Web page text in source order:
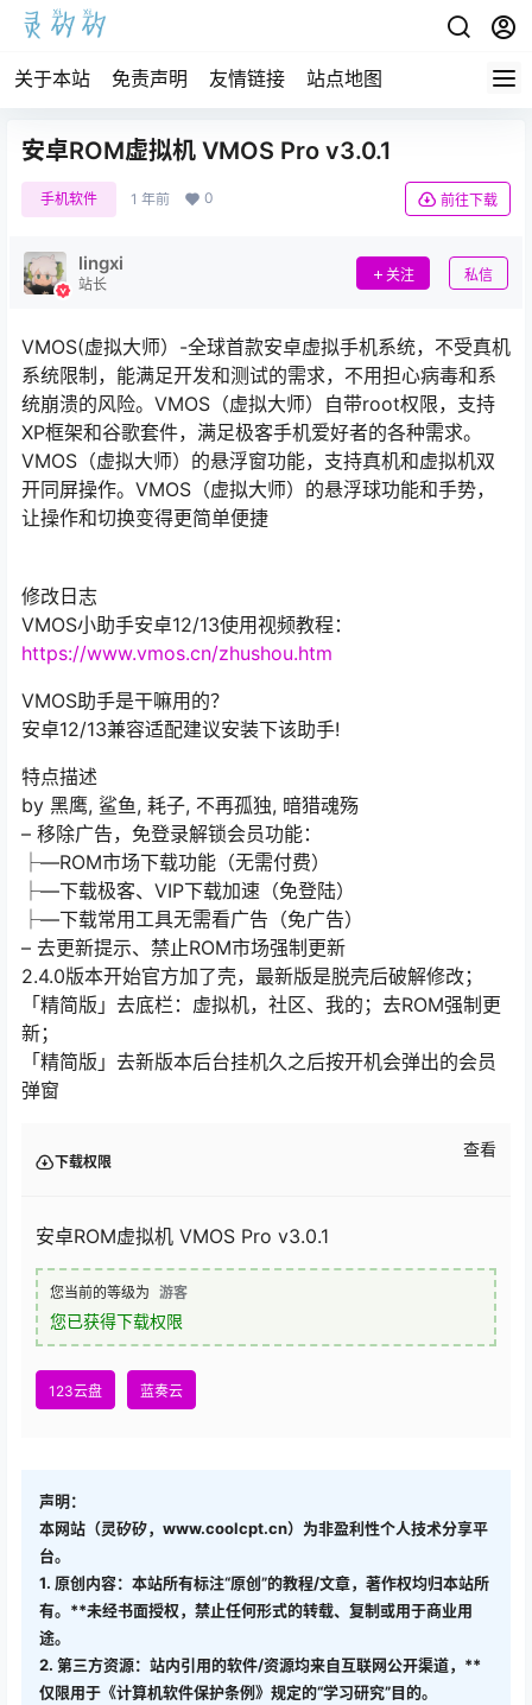
关于本站 免责声明 友情链接 站点地图
安卓ROM虚拟机 VMOS Pro v3.0.1
手机软件 1 年前 0 前往下载
lingxi
站长
关注 私信
VMOS(虚拟大师）-全球首款安卓虚拟手机系统，不受真机
系统限制，能满足开发和测试的需求，不用担心病毒和系
统崩溃的风险。VMOS（虚拟大师）自带root权限，支持
XP框架和谷歌套件，满足极客手机爱好者的各种需求。
VMOS（虚拟大师）的悬浮窗功能，支持真机和虚拟机双
开同屏操作。VMOS（虚拟大师）的悬浮球功能和手势，
让操作和切换变得更简单便捷
修改日志
VMOS小助手安卓12/13使用视频教程：
https://www.vmos.cn/zhushou.htm
VMOS助手是干嘛用的？
安卓12/13兼容适配建议安装下该助手!
特点描述
by 黑鹰, 鲨鱼, 耗子, 不再孤独, 暗猎魂殇
– 移除广告，免登录解锁会员功能：
├—ROM市场下载功能（无需付费）
├—下载极客、VIP下载加速（免登陆）
├—下载常用工具无需看广告（免广告）
– 去更新提示、禁止ROM市场强制更新
2.4.0版本开始官方加了壳，最新版是脱壳后破解修改；
「精简版」去底栏：虚拟机，社区、我的；去ROM强制更
新；
「精简版」去新版本后台挂机久之后按开机会弹出的会员
弹窗
下载权限
查看
安卓ROM虚拟机 VMOS Pro v3.0.1
您当前的等级为 游客
您已获得下载权限
123云盘 蓝奏云
声明：
本网站（灵矽矽，www.coolcpt.cn）为非盈利性个人技术分享平
台。
1. 原创内容：本站所有标注“原创”的教程/文章，著作权均归本站所
有。**未经书面授权，禁止任何形式的转载、复制或用于商业用
途。
2. 第三方资源：站内引用的软件/资源均来自互联网公开渠道，**
仅限用于《计算机软件保护条例》规定的“学习研究”目的。